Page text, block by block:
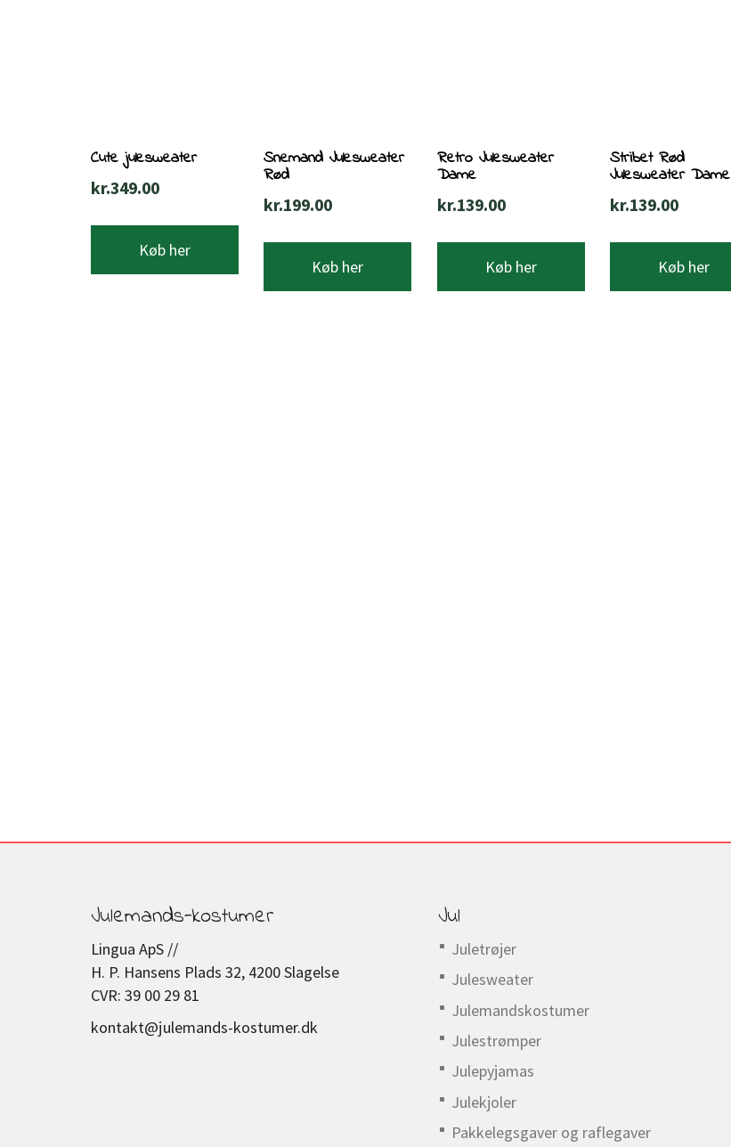
Cute julesweater
kr.349.00
Køb her
Snemand Julesweater
Rød
kr.199.00
Køb her
Retro Julesweater
Dame
kr.139.00
Køb her
Stribet Rød
Julesweater Dame
kr.139.00
Køb her
Julemands-kostumer
Lingua ApS //
H. P. Hansens Plads 32, 4200 Slagelse
CVR: 39 00 29 81
kontakt@julemands-kostumer.dk
Jul
Juletrøjer
Julesweater
Julemandskostumer
Julestrømper
Julepyjamas
Julekjoler
Pakkelegsgaver og raflegaver